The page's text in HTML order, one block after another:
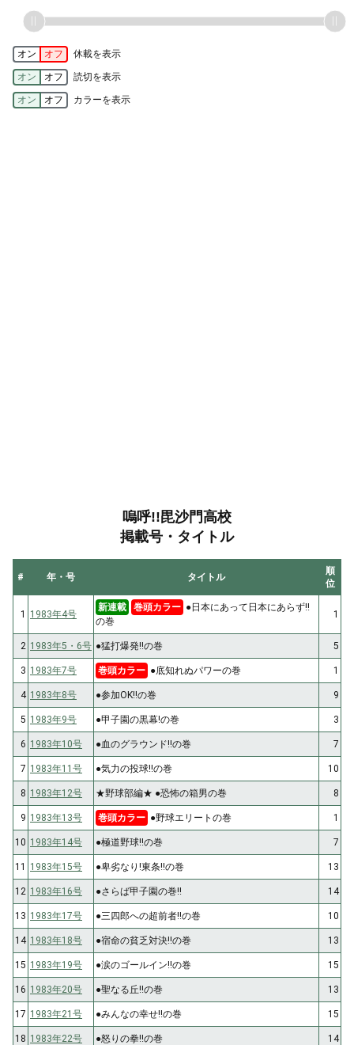
オン オフ 休載を表示
オン オフ 読切を表示
オン オフ カラーを表示
嗚呼!!毘沙門高校
掲載号・タイトル
# 年・号 タイトル
順
位
1 1983年4号
新連載 巻頭カラー ●日本にあって日本にあらず!!
の巻
1
2 1983年5・6号 ●猛打爆発!!の巻 5
3 1983年7号 巻頭カラー ●底知れぬパワーの巻 1
4 1983年8号 ●参加OK!!の巻 9
5 1983年9号 ●甲子園の黒幕!の巻 3
6 1983年10号 ●血のグラウンド!!の巻 7
7 1983年11号 ●気力の投球!!の巻 10
8 1983年12号 ★野球部編★ ●恐怖の箱男の巻 8
9 1983年13号 巻頭カラー ●野球エリートの巻 1
10 1983年14号 ●極道野球!!の巻 7
11 1983年15号 ●卑劣なり!東条!!の巻 13
12 1983年16号 ●さらば甲子園の巻!! 14
13 1983年17号 ●三四郎への超前者!!の巻 10
14 1983年18号 ●宿命の貧乏対決!!の巻 13
15 1983年19号 ●涙のゴールイン!!の巻 15
16 1983年20号 ●聖なる丘!!の巻 13
17 1983年21号 ●みんなの幸せ!!の巻 15
18 1983年22号 ●怒りの拳!!の巻 14